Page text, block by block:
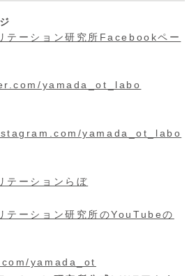
テーション研究所Facebookペー
yamada_ot_labo
yamada_ot_labo
テーションらぼ
テーション研究所のYouTubeの
yamada_ot